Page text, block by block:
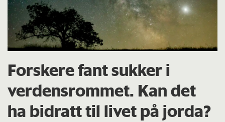
Forskere fant sukker i
verdensrommet. Kan det
ha bidratt til livet på jorda?